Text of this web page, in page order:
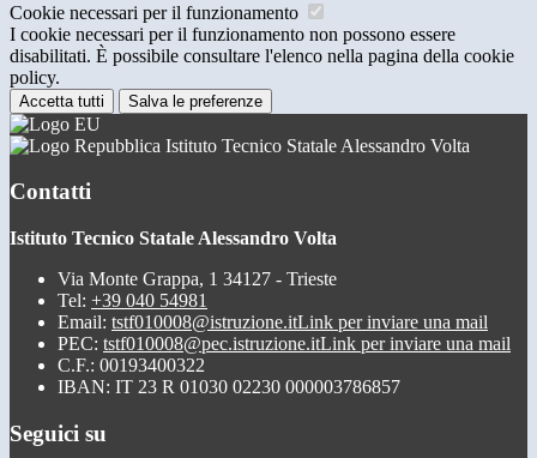
Cookie necessari per il funzionamento
I cookie necessari per il funzionamento non possono essere
disabilitati. È possibile consultare l'elenco nella pagina della cookie
policy.
Accetta tutti Salva le preferenze
Istituto Tecnico Statale Alessandro Volta
Contatti
Istituto Tecnico Statale Alessandro Volta
Via Monte Grappa, 1 34127 - Trieste
Tel: +39 040 54981
Email: tstf010008@istruzione.itLink per inviare una mail
PEC: tstf010008@pec.istruzione.itLink per inviare una mail
C.F.: 00193400322
IBAN: IT 23 R 01030 02230 000003786857
Seguici su